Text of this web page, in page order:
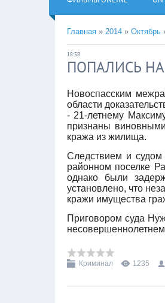
Главная » 2014 » Октябрь
18:58
ПОПАЛИСЬ
Новоспасским
области
- 21-летнему
признаны
кража из жилища.
Следствием и судом
районном поселке
однако были
установлено, что
кражи имущества
Приговором суда
Криминал 1235